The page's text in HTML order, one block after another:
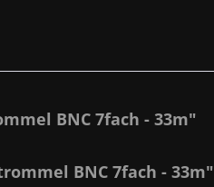
BNC 7fach - 33m"
BNC 7fach - 33m"